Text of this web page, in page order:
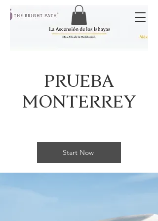
PRUEBA
MONTERREY
Start Now